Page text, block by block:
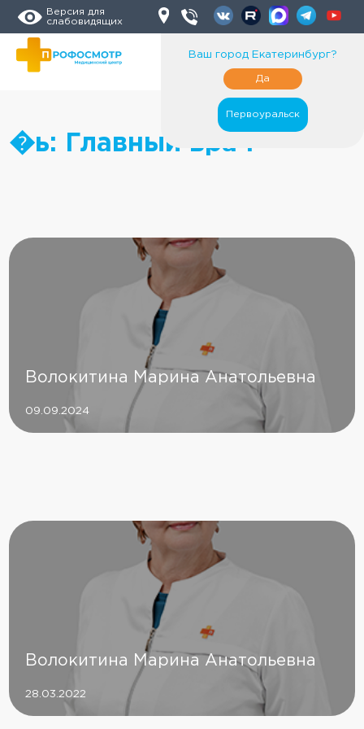
Версия для
слабовидящих
Ваш город Екатеринбург?
Да
Первоуральск
�ь: Главный врач
Волокитина Mарина Aнатольевна
09.09.2024
Волокитина Марина Анатольевна
28.03.2022